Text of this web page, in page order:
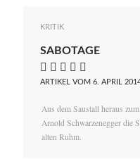
KRITIK
SABOTAGE
    
ARTIKEL VOM 6. APRIL
Aus dem Saustall heraus
Arnold Schwarzenegger die
alten Ruhm.